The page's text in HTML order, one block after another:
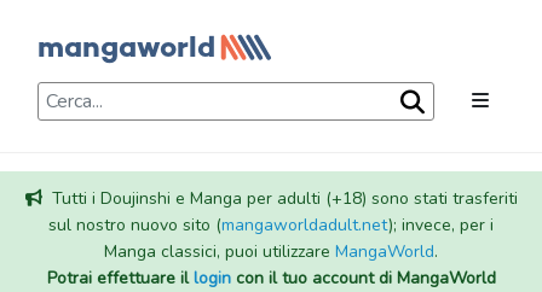
Tutti i Doujinshi e Manga per adulti (+18) sono stati trasferiti
sul nostro nuovo sito (mangaworldadult.net); invece, per i
Manga classici, puoi utilizzare MangaWorld.
Potrai effettuare illogincon il tuo account di MangaWorld